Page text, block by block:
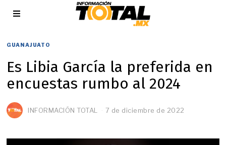
GUANAJUATO
Es Libia García la preferida en
encuestas rumbo al 2024
INFORMACIÓN TOTAL 7 de diciembre de 2022
d